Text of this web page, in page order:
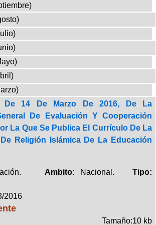
De 14 De Marzo De 2016, De La
De Evaluación Y Cooperación
La Que Se Publica El Currículo De La
Religión Islámica De La Educación
Ambito: Nacional.Tipo:
2016
Tamaño:10 kb